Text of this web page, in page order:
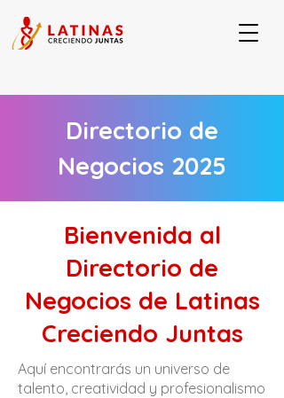
Directorio de
Negocios 2025
Bienvenida al
Directorio de
Negocios de Latinas
Creciendo Juntas
Aquí encontrarás un universo de
talento, creatividad y profesionalismo